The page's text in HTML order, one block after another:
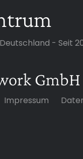
- Seit
GmbH
Impressum